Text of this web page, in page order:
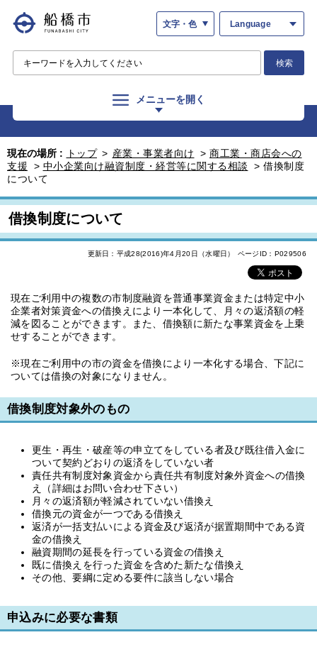
文字・色 Language
検索
メニューを開く
現在の場所 : トップ > 産業・事業者向け > 商工業・商店会への
支援
> 中小企業向け融資制度・経営等に関する相談 > 借換制度
について
借換制度について
更新日：平成28(2016)年4月20日（水曜日） ページID：P029506
現在ご利用中の複数の市制度融資を普通事業資金または特定中小
企業者対策資金への借換えにより一本化して、月々の返済額の軽
減を図ることができます。また、借換額に新たな事業資金を上乗
せすることができます。
※現在ご利用中の市の資金を借換により一本化する場合、下記に
ついては借換の対象になりません。
借換制度対象外のもの
更生・再生・破産等の申立てをしている者及び既往借入金に
ついて契約どおりの返済をしていない者
責任共有制度対象資金から責任共有制度対象外資金への借換
え（詳細はお問い合わせ下さい）
月々の返済額が軽減されていない借換え
借換元の資金が一つである借換え
返済が一括支払いによる資金及び返済が据置期間中である資
金の借換え
融資期間の延長を行っている資金の借換え
既に借換えを行った資金を含めた新たな借換え
その他、要綱に定める要件に該当しない場合
申込みに必要な書類